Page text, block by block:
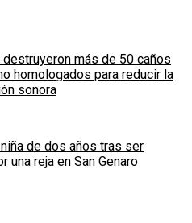
destruyeron más de 50 caños
homologados para reducir la
sonora
niña de dos años tras ser
una reja en San Genaro